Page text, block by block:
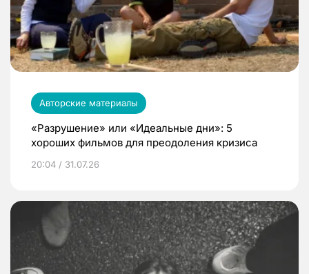
Авторские материалы
«Разрушение» или «Идеальные дни»: 5
хороших фильмов для преодоления кризиса
20:04 / 31.07.26